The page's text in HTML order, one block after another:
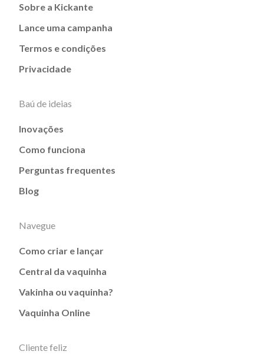
Sobre a Kickante
Lance uma campanha
Termos e condições
Privacidade
Baú de ideias
Inovações
Como funciona
Perguntas frequentes
Blog
Navegue
Como criar e lançar
Central da vaquinha
Vakinha ou vaquinha?
Vaquinha Online
Cliente feliz